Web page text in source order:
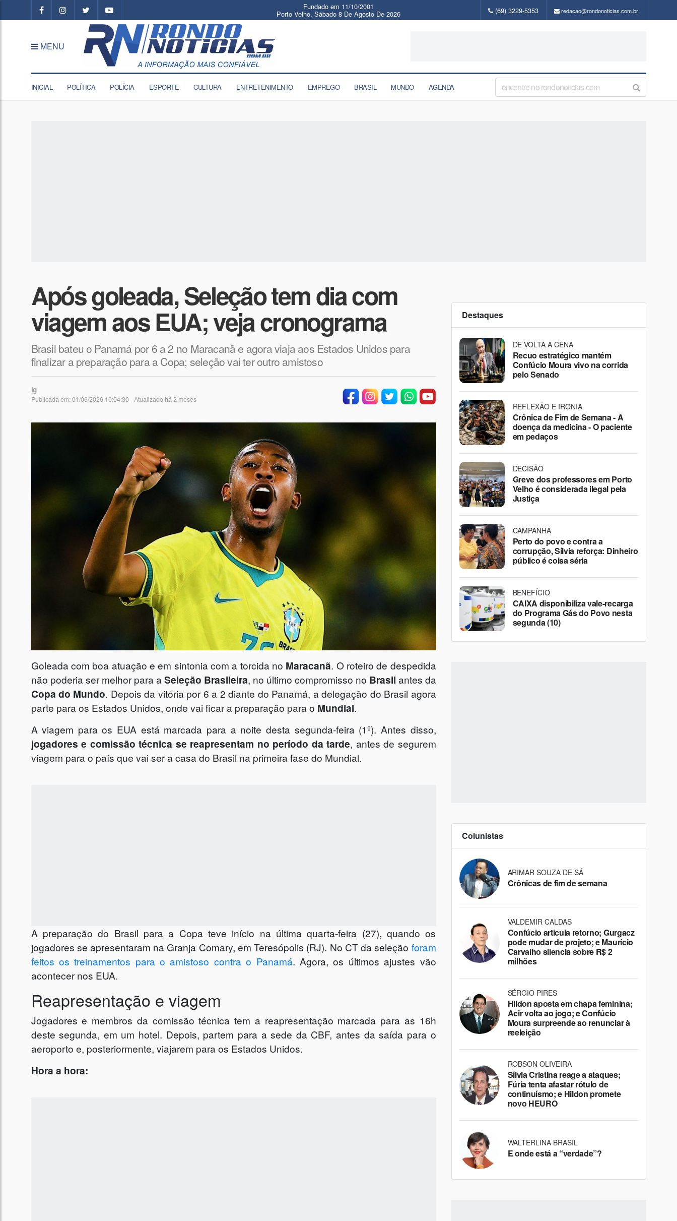
Fundado em 11/10/2001
Porto Velho, Sábado 8 De Agosto De 2026 (69) 3229-5353 redacao@rondonoticias.com.br
MENU
INICIAL POLÍTICA POLÍCIA ESPORTE CULTURA ENTRETENIMENTO EMPREGO BRASIL MUNDO AGENDA
Após goleada, Seleção tem dia com
viagem aos EUA; veja cronograma
Brasil bateu o Panamá por 6 a 2 no Maracanã e agora viaja aos Estados Unidos para
finalizar a preparação para a Copa; seleção vai ter outro amistoso
ig
Publicada em: 01/06/2026 10:04:30 - Atualizado há 2 meses
Goleada com boa atuação e em sintonia com a torcida no Maracanã. O roteiro de despedida
não poderia ser melhor para aSeleção Brasileira, no último compromisso no Brasil antes da
Copa do Mundo. Depois da vitória por 6 a 2 diante do Panamá, a delegação do Brasil agora
parte para os Estados Unidos, onde vai ficar a preparação para o Mundial.
A viagem para os EUA está marcada para a noite desta segunda-feira (1º). Antes disso,
jogadores e comissão técnica se reapresentam no período da tarde, antes de segurem
viagem para o país que vai ser a casa do Brasil na primeira fase do Mundial.
A preparação do Brasil para a Copa teve início na última quarta-feira (27), quando os
jogadores se apresentaram na Granja Comary, em Teresópolis (RJ). No CT da seleção foram
feitos os treinamentos para o amistoso contra o Panamá. Agora, os últimos ajustes vão
acontecer nos EUA.
Reapresentação e viagem
Jogadores e membros da comissão técnica tem a reapresentação marcada para as 16h
deste segunda, em um hotel. Depois, partem para a sede da CBF, antes da saída para o
aeroporto e, posteriormente, viajarem para os Estados Unidos.
Hora a hora:
Destaques
DE VOLTA A CENA
Recuo estratégico mantém
Confúcio Moura vivo na corrida
pelo Senado
REFLEXÃO E IRONIA
Crônica de Fim de Semana - A
doença da medicina - O paciente
em pedaços
DECISÃO
Greve dos professores em Porto
Velho é considerada ilegal pela
Justiça
CAMPANHA
Perto do povo e contra a
corrupção, Sílvia reforça: Dinheiro
público é coisa séria
BENEFÍCIO
CAIXA disponibiliza vale-recarga
do Programa Gás do Povo nesta
segunda (10)
Colunistas
ARIMAR SOUZA DE SÁ
Crônicas de fim de semana
VALDEMIR CALDAS
Confúcio articula retorno; Gurgacz
pode mudar de projeto; e Maurício
Carvalho silencia sobre R$ 2
milhões
SÉRGIO PIRES
Hildon aposta em chapa feminina;
Acir volta ao jogo; e Confúcio
Moura surpreende ao renunciar à
reeleição
ROBSON OLIVEIRA
Sílvia Cristina reage a ataques;
Fúria tenta afastar rótulo de
continuísmo; e Hildon promete
novo HEURO
WALTERLINA BRASIL
E onde está a “verdade”?